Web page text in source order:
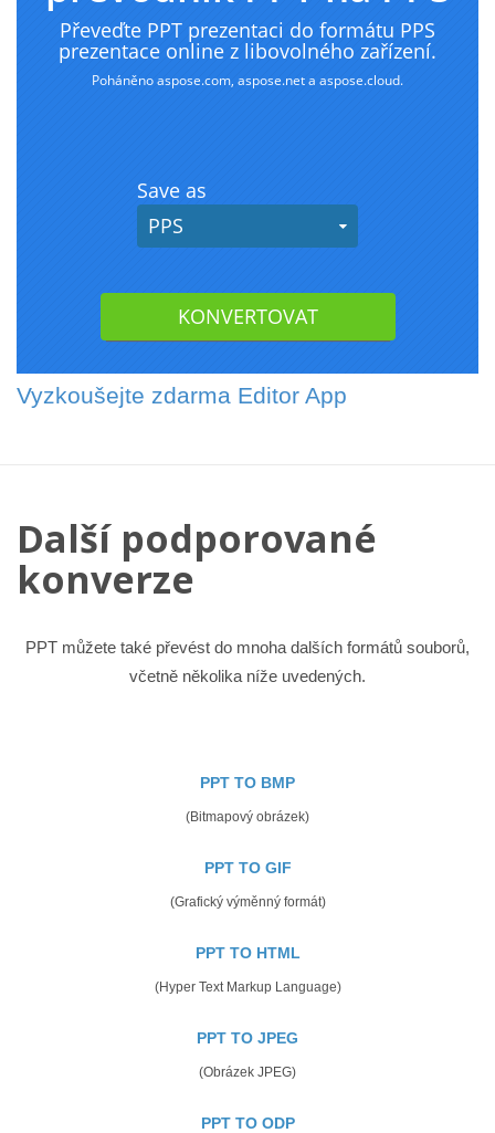
Vyzkoušejte zdarma Editor App
Další podporované
konverze
PPT můžete také převést do mnoha dalších formátů souborů,
včetně několika níže uvedených.
PPT TO BMP
(Bitmapový obrázek)
PPT TO GIF
(Grafický výměnný formát)
PPT TO HTML
(Hyper Text Markup Language)
PPT TO JPEG
(Obrázek JPEG)
PPT TO ODP